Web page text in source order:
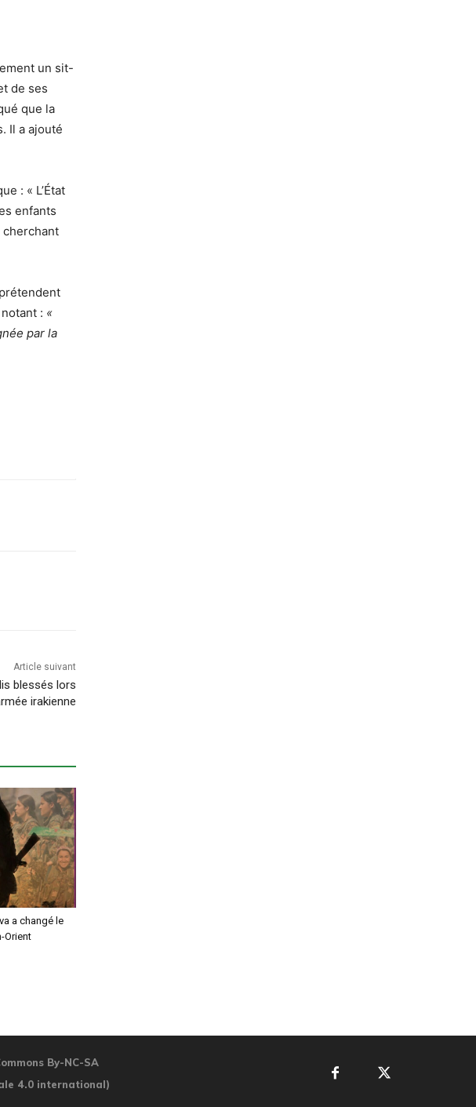
un sit-
de ses
que la
Il a ajouté
: « L’État
enfants
cherchant
: «
par la
Article suivant
blessés lors
irakienne
a changé le
Orient
By-NC-SA
4.0 international)